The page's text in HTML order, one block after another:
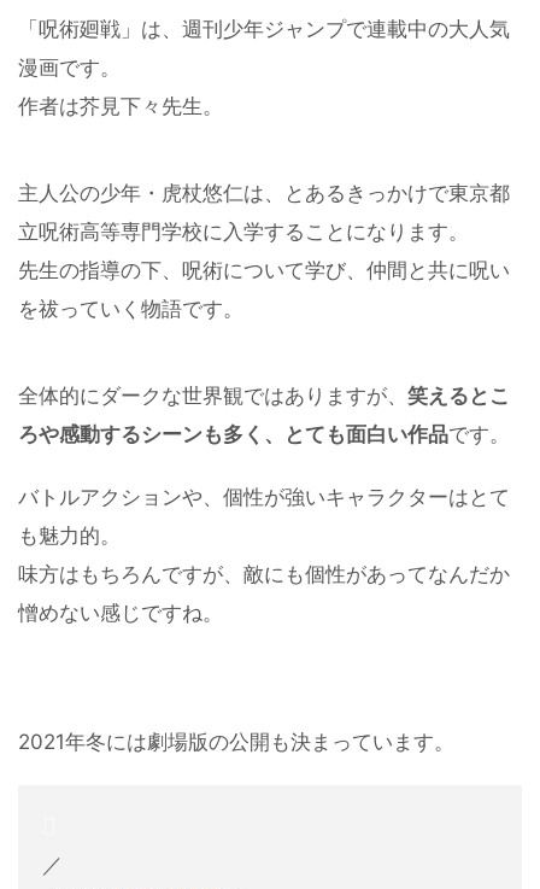
「呪術廻戦」は、週刊少年ジャンプで連載中の大人気
漫画です。
作者は芥見下々先生。
主人公の少年・虎杖悠仁は、とあるきっかけで東京都
立呪術高等専門学校に入学することになります。
先生の指導の下、呪術について学び、仲間と共に呪い
を祓っていく物語です。
全体的にダークな世界観ではありますが、 笑えるとこ
ろや感動するシーンも多く、とても面白い作品です。
バトルアクションや、個性が強いキャラクターはとて
も魅力的。
味方はもちろんですが、敵にも個性があってなんだか
憎めない感じですね。
2021年冬には劇場版の公開も決まっています。
／